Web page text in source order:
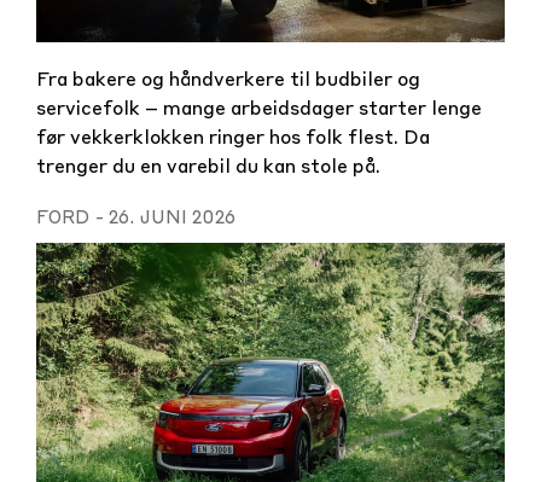
Fra bakere og håndverkere til budbiler og
servicefolk – mange arbeidsdager starter lenge
før vekkerklokken ringer hos folk flest. Da
trenger du en varebil du kan stole på.
FORD - 26. JUNI 2026